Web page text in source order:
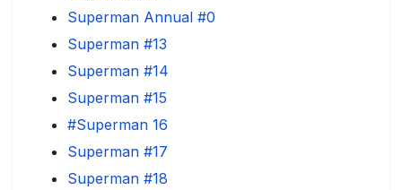
Superman Annual #0
Superman #13
Superman #14
Superman #15
#Superman 16
Superman #17
Superman #18